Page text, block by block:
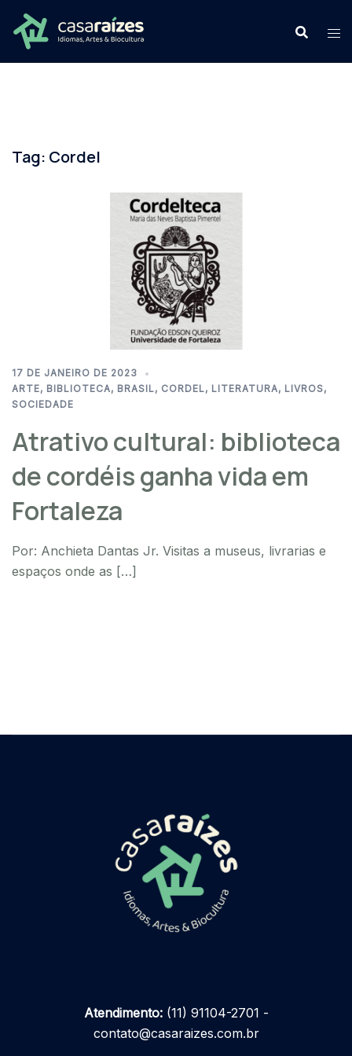
Pular
para
Tag: Cordel
17 DE JANEIRO DE 2023
ARTE, BIBLIOTECA, BRASIL, CORDEL, LITERATURA, LIVROS,
SOCIEDADE
Atrativo cultural: biblioteca
de cordéis ganha vida em
Fortaleza
Por: Anchieta Dantas Jr. Visitas a museus, livrarias e
espaços onde as […]
Atendimento: (11) 91104-2701 -
contato@casaraizes.com.br